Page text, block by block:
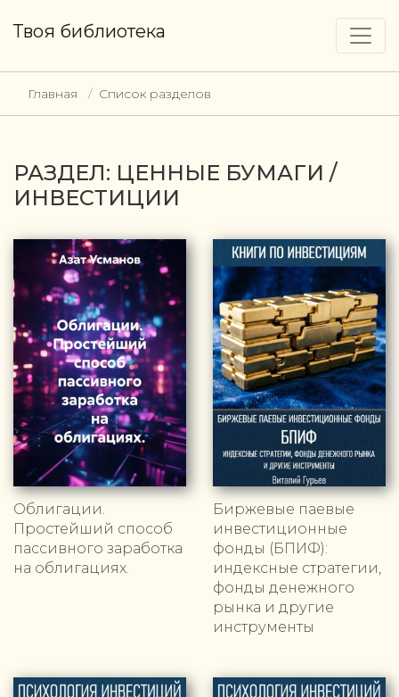
Твоя библиотека
Главная Список разделов
РАЗДЕЛ: ЦЕННЫЕ БУМАГИ /
ИНВЕСТИЦИИ
Облигации.
Простейший способ
пассивного заработка
на облигациях.
Биржевые паевые
инвестиционные
фонды (БПИФ):
индексные стратегии,
фонды денежного
рынка и другие
инструменты